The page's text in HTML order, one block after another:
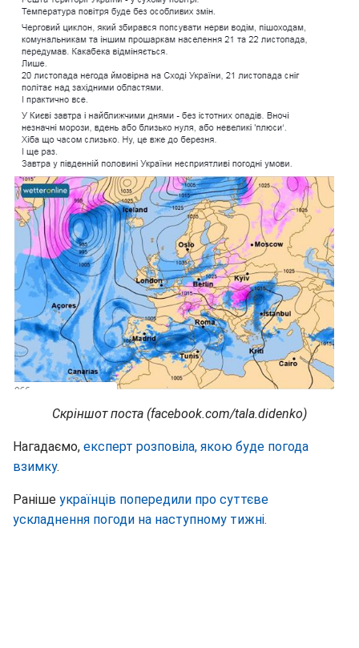
Скріншот поста (facebook.com/tala.didenko)
Нагадаємо, експерт розповіла, якою буде погода
взимку.
Раніше українців попередили про суттєве
ускладнення погоди на наступному тижні.